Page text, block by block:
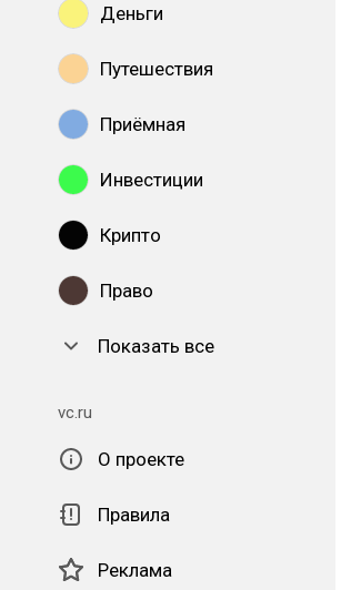
Деньги
Путешествия
Приёмная
Инвестиции
Крипто
Право
Показать все
vc.ru
О проекте
Правила
Реклама